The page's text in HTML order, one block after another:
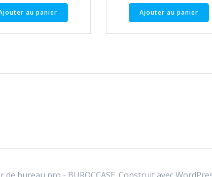
au panier Ajouter au panier